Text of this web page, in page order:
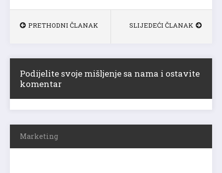
PRETHODNI ČLANAK SLIJEDEĆI ČLANAK
Podijelite svoje mišljenje sa nama i ostavite
komentar
Marketing